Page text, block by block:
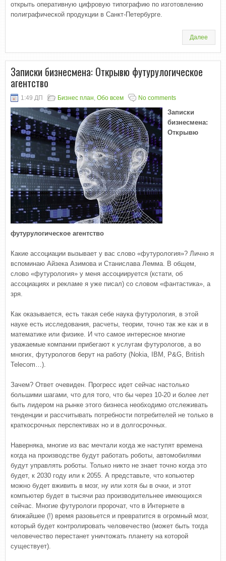
открыть оперативную цифровую типографию по изготовлению
полиграфической продукции в Санкт-Петербурге.
Далее
Записки бизнесмена: Открывю футурулогическое
агентство
1:49 ДП Бизнес план, Обо всем No comments
Записки
бизнесмена:
Открывю
футурулогическое агентство
Какие ассоциации вызывает у вас слово «футурология»? Лично я
вспоминаю Айзека Азимова и Станислава Лемма. В общем,
слово «футурология» у меня ассоциируется (кстати, об
ассоциациях и рекламе я уже писал) со словом «фантастика», а
зря.
Как оказывается, есть такая себе наука футурология, в этой
науке есть исследования, расчеты, теории, точно так же как и в
математике или физике. И что самое интересное многие
уважаемые компании прибегают к услугам футурологов, а во
многих, футурологов берут на работу (Nokia, IBM, P&G, British
Telecom…).
Зачем? Ответ очевиден. Прогресс идет сейчас настолько
большими шагами, что для того, что бы через 10-20 и более лет
быть лидером на рынке этого бизнеса необходимо отслеживать
тенденции и рассчитывать потребности потребителей не только в
краткосрочных перспективах но и в долгосрочных.
Наверняка, многие из вас мечтали когда же наступят времена
когда на производстве будут работать роботы, автомобилями
будут управлять роботы. Только никто не знает точно когда это
будет, к 2030 году или к 2055. А представьте, что копьютер
можно будет вживить в мозг, ну или хотя бы в очки, и этот
компьютер будет в тысячи раз производительнее имеющихся
сейчас. Многие футурологи пророчат, что в Интернете в
ближайшее (!) время разовьется и превратится в огромный мозг,
который будет контролировать человечество (может быть тогда
человечество перестанет уничтожать планету на которой
существует).